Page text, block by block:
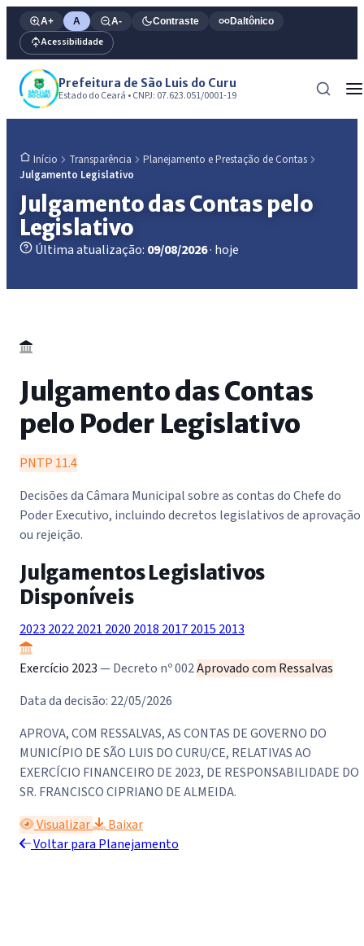
A+ A A- Contraste Daltônico
Acessibilidade
Prefeitura de São Luis do Curu
Estado do Ceará • CNPJ: 07.623.051/0001-19
Início Transparência
Planejamento e Prestação de Contas
Julgamento Legislativo
Julgamento das Contas pelo
Legislativo
Última atualização: 09/08/2026· hoje
Julgamento das Contas
pelo Poder Legislativo
PNTP 11.4
Decisões da Câmara Municipal sobre as contas do Chefe do
Poder Executivo, incluindo decretos legislativos de aprovação
ou rejeição.
Julgamentos Legislativos
Disponíveis
2023 20222021 2020 2018 20172015 2013
Exercício 2023— Decreto nº 002Aprovado com Ressalvas
Data da decisão: 22/05/2026
APROVA, COM RESSALVAS, AS CONTAS DE GOVERNO DO
MUNICÍPIO DE SÃO LUIS DO CURU/CE, RELATIVAS AO
EXERCÍCIO FINANCEIRO DE 2023, DE RESPONSABILIDADE DO
SR. FRANCISCO CIPRIANO DE ALMEIDA.
Visualizar
Baixar
Voltar para Planejamento